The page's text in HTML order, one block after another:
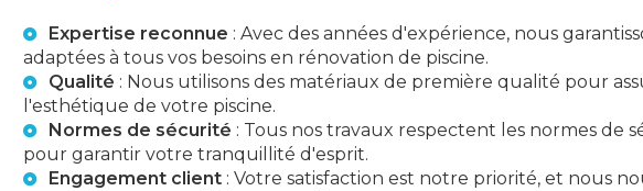
Expertise reconnue : Avec des années d'expérience, nous
adaptées à tous vos besoins en rénovation de piscine.
Qualité : Nous utilisons des matériaux de première qualité pour
l'esthétique de votre piscine.
Normes de sécurité : Tous nos travaux respectent les normes de
pour garantir votre tranquillité d'esprit.
Engagement client : Votre satisfaction est notre priorité, et nous